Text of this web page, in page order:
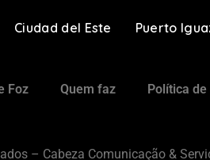
Ciudad del Este Puerto
Foz Quem faz Política
– Cabeza Comunicação &